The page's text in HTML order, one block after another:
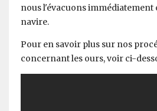
nous l'évacuons
navire.
Pour en savoir plus sur nos
concernant les ours, voir ci-